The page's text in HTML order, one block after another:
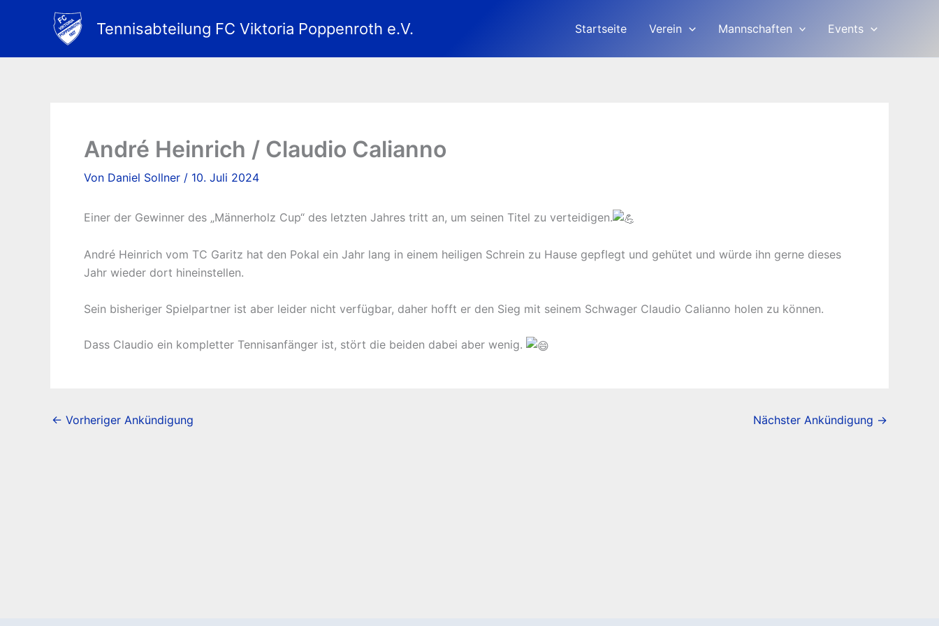
Tennisabteilung FC Viktoria Poppenroth e.V. Startseite Verein Mannschaften Events
André Heinrich / Claudio Calianno
Von Daniel Sollner / 10. Juli 2024
Einer der Gewinner des „Männerholz Cup“ des letzten Jahres tritt an, um seinen Titel zu verteidigen.
André Heinrich vom TC Garitz hat den Pokal ein Jahr lang in einem heiligen Schrein zu Hause gepflegt und gehütet und würde ihn gerne dieses
Jahr wieder dort hineinstellen.
Sein bisheriger Spielpartner ist aber leider nicht verfügbar, daher hofft er den Sieg mit seinem Schwager Claudio Calianno holen zu können.
Dass Claudio ein kompletter Tennisanfänger ist, stört die beiden dabei aber wenig.
← Vorheriger Ankündigung Nächster Ankündigung →